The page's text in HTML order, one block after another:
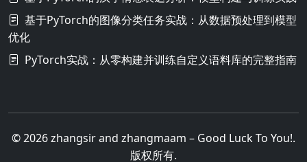
基于PyTorch的图像分类任务实战：从数据预处理到模型
优化
PyTorch实战：从零构建并训练自定义语料库的完整指南
© 2026 zhangsir and zhangmaam – Good Luck To You!.
版权所有.